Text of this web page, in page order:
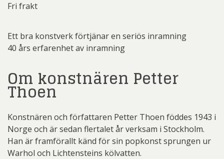
Fri frakt
Ett bra konstverk förtjänar en seriös inramning
40 års erfarenhet av inramning
Om konstnären Petter
Thoen
Konstnären och författaren Petter Thoen föddes 1943 i
Norge och är sedan flertalet år verksam i Stockholm.
Han är framförallt känd för sin popkonst sprungen ur
Warhol och Lichtensteins kölvatten.